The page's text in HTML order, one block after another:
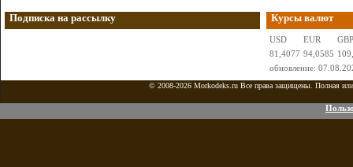
Подписка на рассылку Курсы валют
USD EUR
GBP
81,4077 94,0585
обновление:
© 2008-2026 Morkodeks.ru Все права защищены. Полная или